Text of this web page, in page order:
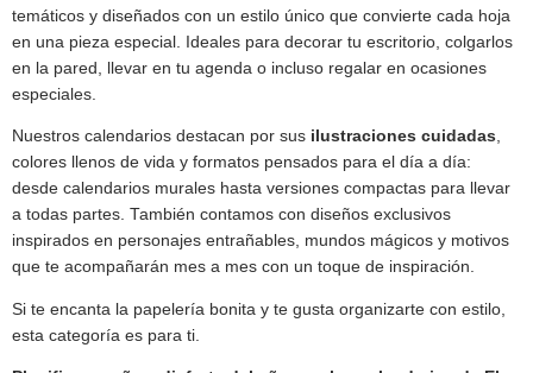
temáticos y diseñados con un estilo único que convierte cada hoja
en una pieza especial. Ideales para decorar tu escritorio, colgarlos
en la pared, llevar en tu agenda o incluso regalar en ocasiones
especiales.
Nuestros calendarios destacan por sus ilustraciones cuidadas,
colores llenos de vida y formatos pensados para el día a día:
desde calendarios murales hasta versiones compactas para llevar
a todas partes. También contamos con diseños exclusivos
inspirados en personajes entrañables, mundos mágicos y motivos
que te acompañarán mes a mes con un toque de inspiración.
Si te encanta la papelería bonita y te gusta organizarte con estilo,
esta categoría es para ti.